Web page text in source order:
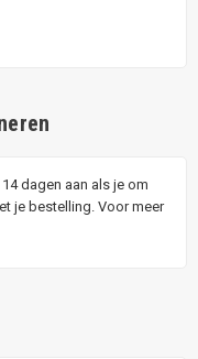
dagen aan als je om
je bestelling. Voor meer